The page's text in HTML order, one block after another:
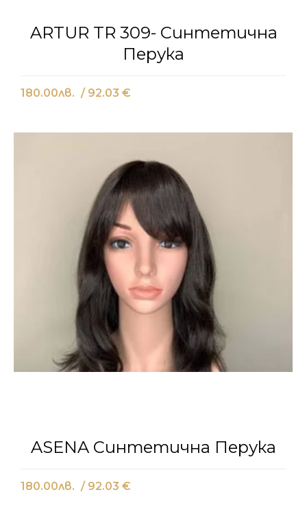
ARTUR TR 309- Синтетична
Перука
180.00лв. / 92.03 €
ASENA Синтетична Перука
180.00лв. / 92.03 €